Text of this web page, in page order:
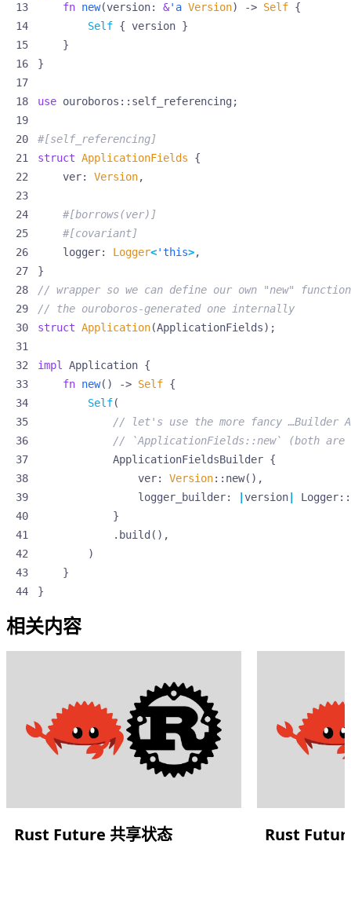
fn new(version: &'a Version) -> Self {
Self { version }
}
}
use ouroboros :: self_referencing ;
#[self_referencing]
struct ApplicationFields
{
ver: Version,
#[borrows(ver)]
#[covariant]
logger: Logger<'this>,
}
struct Application(ApplicationFields);
impl Application {
fn new() -> Self {
Self(
ApplicationFieldsBuilder {
ver: Version:: new(),
logger_builder: version Logger::
}
. build (),
)
}
}
相关内容
Rust Future 共享状态 Rust